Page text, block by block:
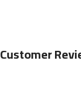
Customer